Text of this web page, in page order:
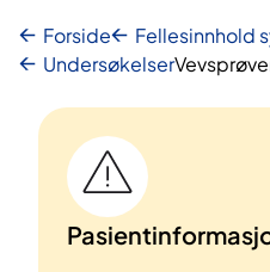
Forside
Fellesinnhold
Undersøkelser